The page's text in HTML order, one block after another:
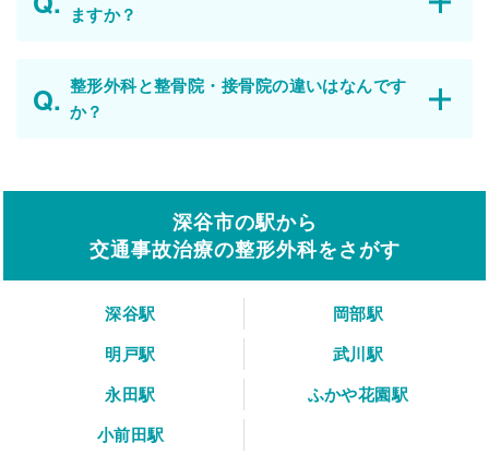
ますか？
整形外科と整骨院・接骨院の違いはなんです
か？
深谷市の駅から
交通事故治療の整形外科をさがす
深谷駅
岡部駅
明戸駅
武川駅
永田駅
ふかや花園駅
小前田駅